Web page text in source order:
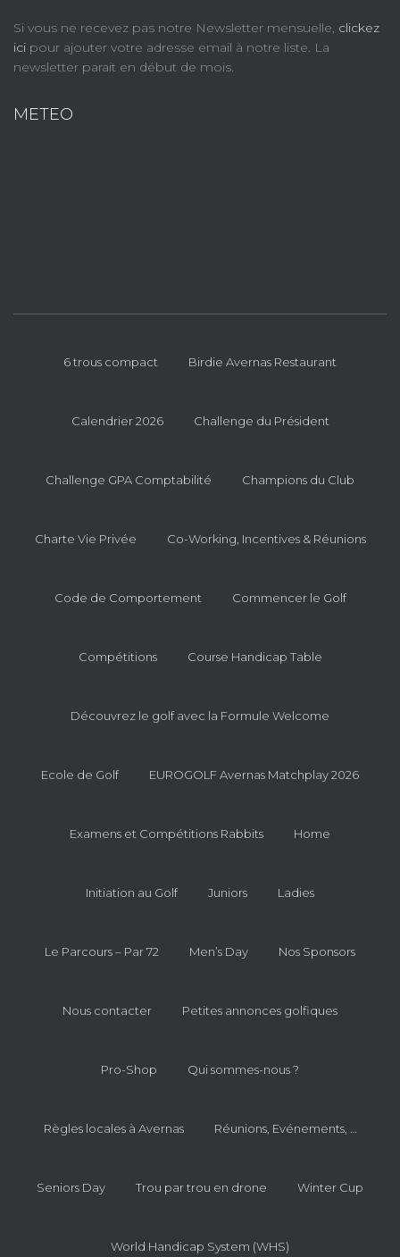
Si vous ne recevez pas notre Newsletter mensuelle, clickez
ici pour ajouter votre adresse email à notre liste. La
newsletter parait en début de mois.
METEO
6 trous compact Birdie Avernas Restaurant
Calendrier 2026 Challenge du Président
Challenge GPA Comptabilité Champions du Club
Charte Vie Privée Co-Working, Incentives & Réunions
Code de Comportement Commencer le Golf
Compétitions Course Handicap Table
Découvrez le golf avec la Formule Welcome
Ecole de Golf EUROGOLF Avernas Matchplay 2026
Examens et Compétitions Rabbits Home
Initiation au Golf Juniors Ladies
Le Parcours – Par 72 Men’s Day Nos Sponsors
Nous contacter Petites annonces golfiques
Pro-Shop Qui sommes-nous ?
Règles locales à Avernas Réunions, Evénements, …
Seniors Day Trou par trou en drone Winter Cup
World Handicap System (WHS)